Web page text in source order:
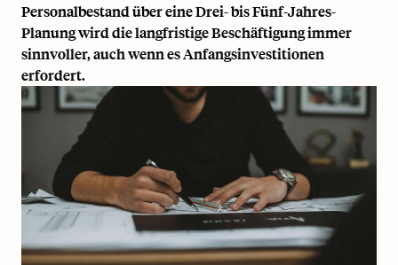
Personalbestand über eine Drei- bis Fünf-Jahres-
Planung wird die langfristige Beschäftigung immer
sinnvoller, auch wenn es Anfangsinvestitionen
erfordert.